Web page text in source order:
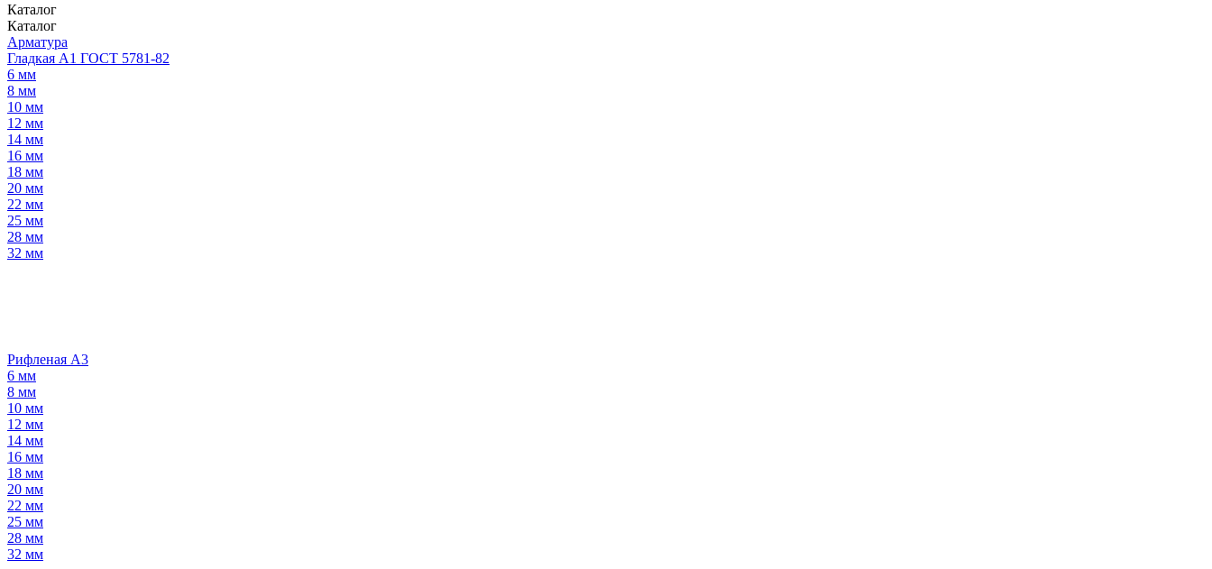
Каталог
Каталог
Арматура
Гладкая А1 ГОСТ 5781-82
6 мм
8 мм
10 мм
12 мм
14 мм
16 мм
18 мм
20 мм
22 мм
25 мм
28 мм
32 мм
Рифленая А3
6 мм
8 мм
10 мм
12 мм
14 мм
16 мм
18 мм
20 мм
22 мм
25 мм
28 мм
32 мм